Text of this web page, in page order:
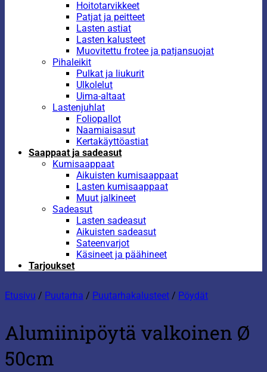
Hoitotarvikkeet
Patjat ja peitteet
Lasten astiat
Lasten kalusteet
Muovitettu frotee ja patjansuojat
Pihaleikit
Pulkat ja liukurit
Ulkolelut
Uima-altaat
Lastenjuhlat
Foliopallot
Naamiaisasut
Kertakäyttöastiat
Saappaat ja sadeasut
Kumisaappaat
Aikuisten kumisaappaat
Lasten kumisaappaat
Muut jalkineet
Sadeasut
Lasten sadeasut
Aikuisten sadeasut
Sateenvarjot
Käsineet ja päähineet
Tarjoukset
Etusivu / Puutarha / Puutarhakalusteet / Pöydät
Alumiinipöytä valkoinen Ø
50cm